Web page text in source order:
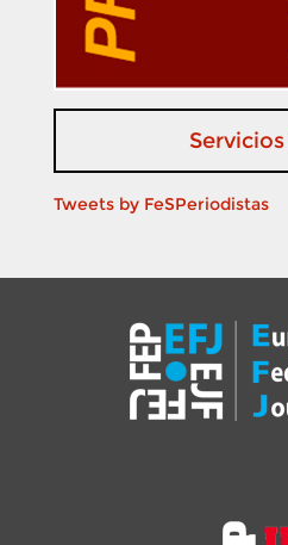
Servicios
Tweets by FeSPeriodistas